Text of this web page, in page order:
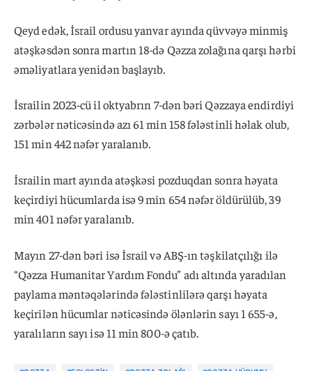
Qeyd edək, İsrail ordusu yanvar ayında qüvvəyə minmiş
atəşkəsdən sonra martın 18-də Qəzza zolağına qarşı hərbi
əməliyatlara yenidən başlayıb.
İsrailin 2023‑cü il oktyabrın 7-dən bəri Qəzzaya endirdiyi
zərbələr nəticəsində azı 61 min 158 fələstinli həlak olub,
151 min 442 nəfər yaralanıb.
İsrailin mart ayında atəşkəsi pozduqdan sonra həyata
keçirdiyi hücumlarda isə 9 min 654 nəfər öldürülüb, 39
min 401 nəfər yaralanıb.
Mayın 27-dən bəri isə İsrail və ABŞ-ın təşkilatçılığı ilə
“Qəzza Humanitar Yardım Fondu” adı altında yaradılan
paylama məntəqələrində fələstinlilərə qarşı həyata
keçirilən hücumlar nəticəsində ölənlərin sayı 1 655-ə,
yaralıların sayı isə 11 min 800-ə çatıb.